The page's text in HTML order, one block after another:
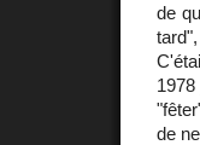
de
de